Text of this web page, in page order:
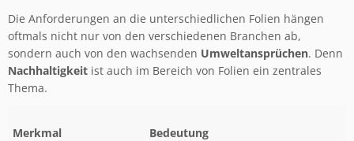
Die Anforderungen an die unterschiedlichen Folien hängen
oftmals nicht nur von den verschiedenen Branchen ab,
sondern auch von den wachsenden Umweltansprüchen. Denn
Nachhaltigkeit ist auch im Bereich von Folien ein zentrales
Thema.
Merkmal Bedeutung